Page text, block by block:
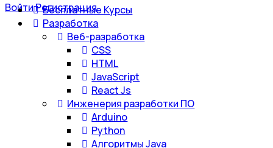
ВойтиРегистрация
Бесплатные Курсы
Разработка
Веб-разработка
CSS
HTML
JavaScript
React Js
Инженерия разработки ПО
Arduino
Python
Алгоритмы Java